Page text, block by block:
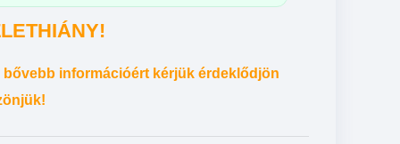
bővebb információért kérjük érdeklődjön